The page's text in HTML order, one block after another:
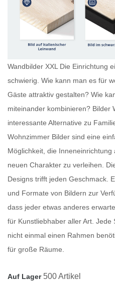
Wandbilder XXL Die Einrichtung
schwierig. Wie kann man es für
Gäste attraktiv gestalten? Wie
miteinander kombinieren? Bilder
interessante Alternative zu
Wohnzimmer Bilder sind eine
Möglichkeit, die
neuen Charakter zu verleihen.
Designs trifft jeden Geschmack.
und Formate von Bildern zur
dass jeder etwas anderes
für Kunstliebhaber aller Art. Jede
nicht einmal einen Rahmen
für große Räume.
Auf Lager 500 Artikel